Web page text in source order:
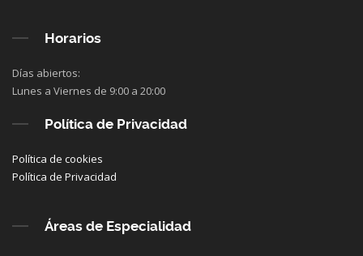
Horarios
Días abiertos:
Lunes a Viernes de 9:00 a 20:00
Política de Privacidad
Política de cookies
Política de Privacidad
Áreas de Especialidad